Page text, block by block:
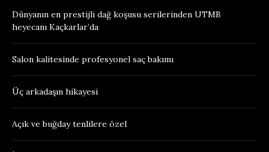
Dünyanın en prestijli dağ koşusu serilerinden UTMB
heyecanı Kaçkarlar’da
Salon kalitesinde profesyonel saç bakımı
Üç arkadaşın hikayesi
Açık ve buğday tenlilere özel